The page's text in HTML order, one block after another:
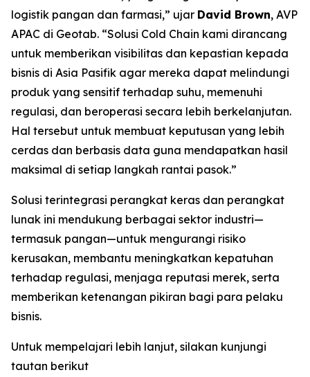
logistik pangan dan farmasi,” ujar David Brown, AVP
APAC di Geotab. “Solusi Cold Chain kami dirancang
untuk memberikan visibilitas dan kepastian kepada
bisnis di Asia Pasifik agar mereka dapat melindungi
produk yang sensitif terhadap suhu, memenuhi
regulasi, dan beroperasi secara lebih berkelanjutan.
Hal tersebut untuk membuat keputusan yang lebih
cerdas dan berbasis data guna mendapatkan hasil
maksimal di setiap langkah rantai pasok.”
Solusi terintegrasi perangkat keras dan perangkat
lunak ini mendukung berbagai sektor industri—
termasuk pangan—untuk mengurangi risiko
kerusakan, membantu meningkatkan kepatuhan
terhadap regulasi, menjaga reputasi merek, serta
memberikan ketenangan pikiran bagi para pelaku
bisnis.
Untuk mempelajari lebih lanjut, silakan kunjungi
tautan berikut